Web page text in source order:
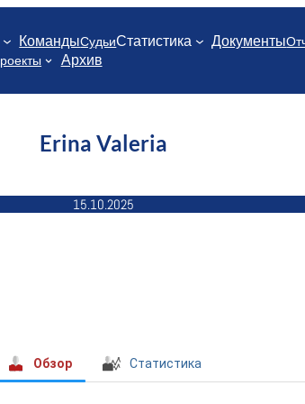
КомандыСудьиСтатистика Документы
Архив
Erina Valeria
15.10.2025
Обзор Статистика